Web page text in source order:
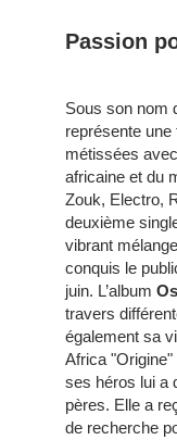
Passion
Sous son nom
représente
métissées
africaine et du
Zouk, Electro,
deuxième
vibrant
conquis le
juin. L’album
travers
également sa
Africa
ses héros lui a
pères. Elle a
de recherche